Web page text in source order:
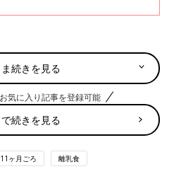
法はここから確認してください
レシピ
続きを見る
気に入り記事を登録可能
続きを見る
ヶ月ごろ 離乳食